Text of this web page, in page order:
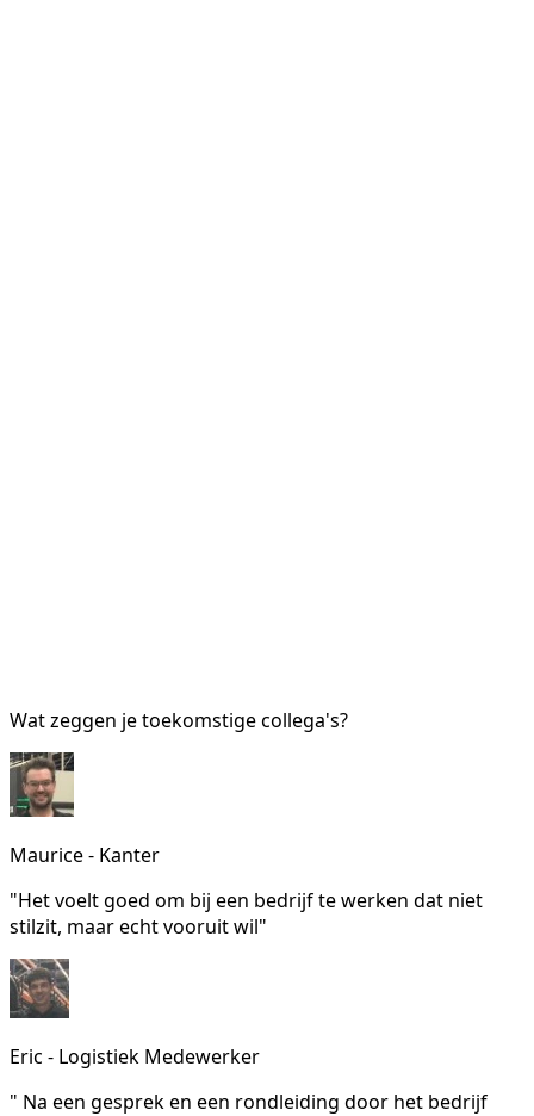
Wat zeggen je toekomstige collega's?
Maurice - Kanter
"Het voelt goed om bij een bedrijf te werken dat niet
stilzit, maar echt vooruit wil"
Eric - Logistiek Medewerker
" Na een gesprek en een rondleiding door het bedrijf